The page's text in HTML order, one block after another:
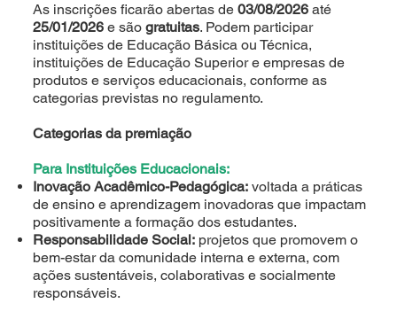
As inscrições ficarão abertas de03/08/2026até
25/01/2026 e são gratuitas. Podem participar
instituições de Educação Básica ou Técnica,
instituições de Educação Superior e empresas de
produtos e serviços educacionais, conforme as
categorias previstas no regulamento.
Categorias da premiação
Para Instituições Educacionais:
Inovação Acadêmico-Pedagógica: voltada a práticas
de ensino e aprendizagem inovadoras que impactam
positivamente a formação dos estudantes.
Responsabilidade Social: projetos que promovem o
bem-estar da comunidade interna e externa, com
ações sustentáveis, colaborativas e socialmente
responsáveis.